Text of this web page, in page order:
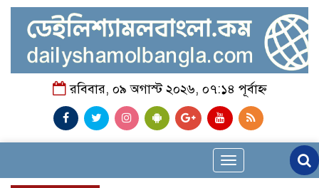
রবিবার, ০৯ অগাস্ট ২০২৬, ০৭:১৪ পূর্বাহ্ন
Toggle
navigation